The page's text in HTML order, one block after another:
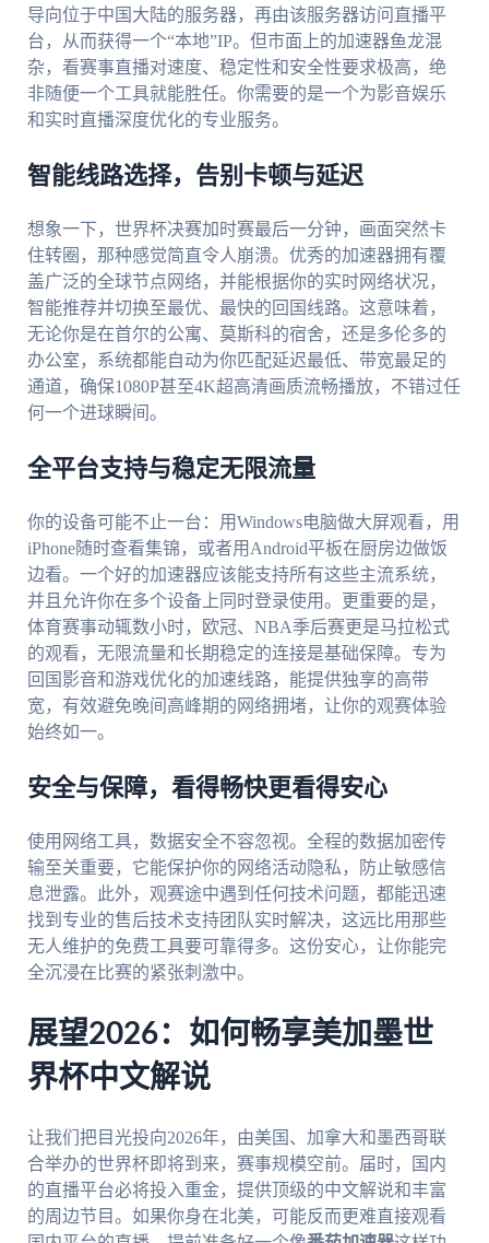
导向位于中国大陆的服务器，再由该服务器访问直播平
台，从而获得一个“本地”IP。但市面上的加速器鱼龙混
杂，看赛事直播对速度、稳定性和安全性要求极高，绝
非随便一个工具就能胜任。你需要的是一个为影音娱乐
和实时直播深度优化的专业服务。
智能线路选择，告别卡顿与延迟
想象一下，世界杯决赛加时赛最后一分钟，画面突然卡
住转圈，那种感觉简直令人崩溃。优秀的加速器拥有覆
盖广泛的全球节点网络，并能根据你的实时网络状况，
智能推荐并切换至最优、最快的回国线路。这意味着，
无论你是在首尔的公寓、莫斯科的宿舍，还是多伦多的
办公室，系统都能自动为你匹配延迟最低、带宽最足的
通道，确保1080P甚至4K超高清画质流畅播放，不错过任
何一个进球瞬间。
全平台支持与稳定无限流量
你的设备可能不止一台：用Windows电脑做大屏观看，用
iPhone随时查看集锦，或者用Android平板在厨房边做饭
边看。一个好的加速器应该能支持所有这些主流系统，
并且允许你在多个设备上同时登录使用。更重要的是，
体育赛事动辄数小时，欧冠、NBA季后赛更是马拉松式
的观看，无限流量和长期稳定的连接是基础保障。专为
回国影音和游戏优化的加速线路，能提供独享的高带
宽，有效避免晚间高峰期的网络拥堵，让你的观赛体验
始终如一。
安全与保障，看得畅快更看得安心
使用网络工具，数据安全不容忽视。全程的数据加密传
输至关重要，它能保护你的网络活动隐私，防止敏感信
息泄露。此外，观赛途中遇到任何技术问题，都能迅速
找到专业的售后技术支持团队实时解决，这远比用那些
无人维护的免费工具要可靠得多。这份安心，让你能完
全沉浸在比赛的紧张刺激中。
展望2026：如何畅享美加墨世
界杯中文解说
让我们把目光投向2026年，由美国、加拿大和墨西哥联
合举办的世界杯即将到来，赛事规模空前。届时，国内
的直播平台必将投入重金，提供顶级的中文解说和丰富
的周边节目。如果你身在北美，可能反而更难直接观看